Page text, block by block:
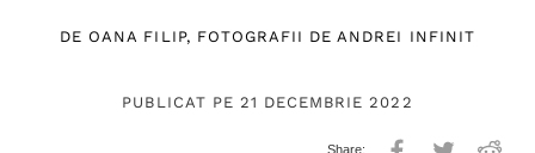
DE OANA FILIP, FOTOGRAFII DEANDREI INFINIT
PUBLICAT PE 21 DECEMBRIE 2022